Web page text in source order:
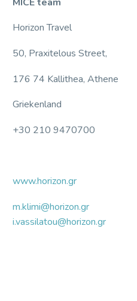
Horizon Travel
50, Praxitelous Street,
176 74 Kallithea, Athene
Griekenland
+30 210 9470700
www.horizon.gr
m.klimi@horizon.gr
i.vassilatou@horizon.gr